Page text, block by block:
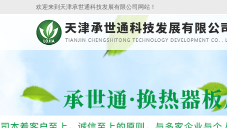
欢迎来到天津承世通科技发展有限公司网站！